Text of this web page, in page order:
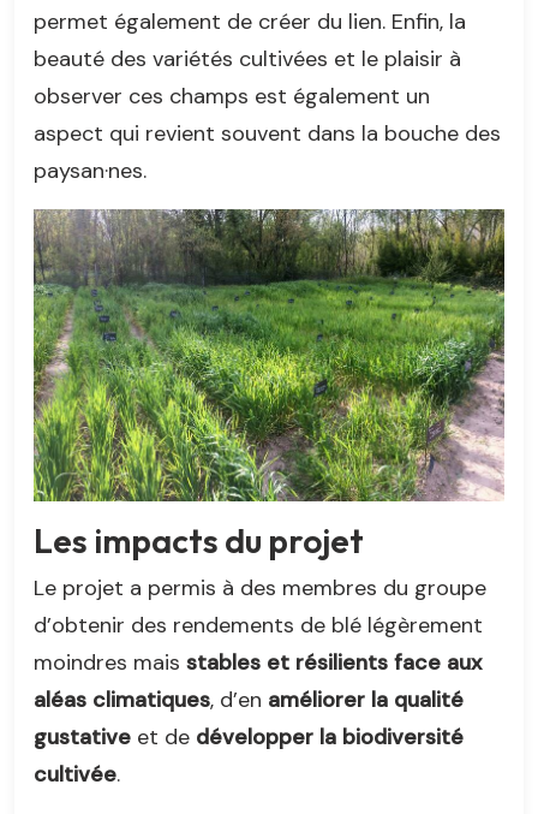
permet également de créer du lien. Enfin, la
beauté des variétés cultivées et le plaisir à
observer ces champs est également un
aspect qui revient souvent dans la bouche des
paysan·nes.
Les impacts du projet
Le projet a permis à des membres du groupe
d’obtenir des rendements de blé légèrement
moindres mais stables et résilients face aux
aléas climatiques, d’en améliorer la qualité
gustative et de développer la biodiversité
cultivée.